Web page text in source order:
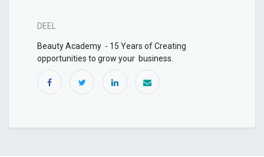
DEEL
Beauty Academy - 15 Years of Creating
opportunities to grow your business.